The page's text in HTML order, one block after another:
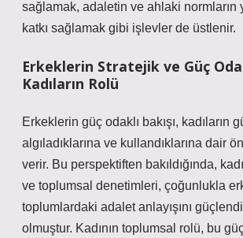
sağlamak, adaletin ve ahlaki normların
katkı sağlamak gibi işlevler de üstlenir.
Erkeklerin Stratejik ve Güç
Kadıların Rolü
Erkeklerin güç odaklı bakışı, kadıların
algıladıklarına ve kullandıklarına dair
verir. Bu perspektiften bakıldığında,
ve toplumsal denetimleri, çoğunlukla
toplumlardaki adalet anlayışını
olmuştur. Kadının toplumsal rolü, bu